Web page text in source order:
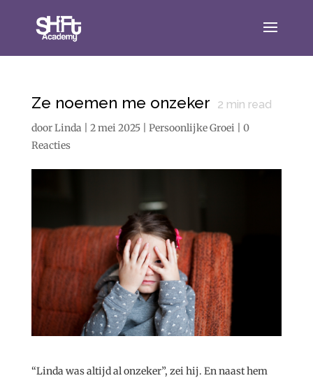
Ze noemen me onzeker 2 min read
doorLinda 2 mei 2025| Persoonlijke Groei
0
Reacties
“Linda was altijd al onzeker”, zei hij. En naast hem